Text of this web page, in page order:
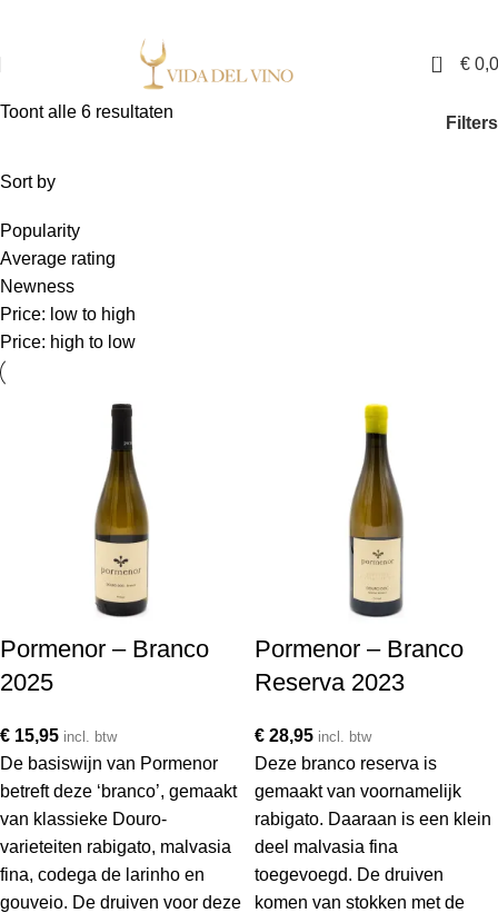
0 €
Toont alle 6 resultaten
Filters
Sort by
Popularity
Average rating
Newness
Price: low to high
Price: high to low
Pormenor – Branco
2025
€ 15,95 incl. btw
De basiswijn van Pormenor
betreft deze ‘branco’, gemaakt
van klassieke Douro-
varieteiten rabigato, malvasia
fina, codega de larinho en
gouveio. De druiven voor deze
Pormenor – Branco
Reserva 2023
€ 28,95 incl. btw
Deze branco reserva is
gemaakt van voornamelijk
rabigato. Daaraan is een klein
deel malvasia fina
toegevoegd. De druiven
komen van stokken met de